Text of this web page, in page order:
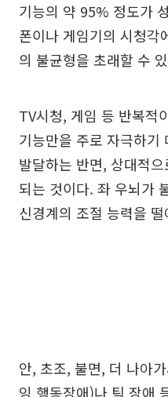
기능의 약 95% 정도가
폰이나 게임기의 시청각
의 불균형을 초래할 수
TV시청, 게임 등 반복적
기능만을 주로 자극하기
발달하는 반면, 상대적
되는 것이다. 좌 우뇌가
신경계의 조절 능력을
안, 초조, 불면, 더 나아
잉 행동장애)나 틱 장애